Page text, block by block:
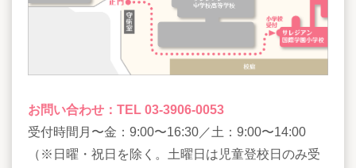
お問い合わせ：TEL 03-3906-0053
受付時間月〜金：9:00〜16:30／土：9:00〜14:00
（※日曜・祝日を除く。土曜日は児童登校日のみ受